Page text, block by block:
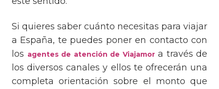
Si quieres saber cuánto necesitas para viajar
a España, te puedes poner en contacto con
los agentes de atención de Viajamora través de
los diversos canales y ellos te ofrecerán una
completa orientación sobre el monto que